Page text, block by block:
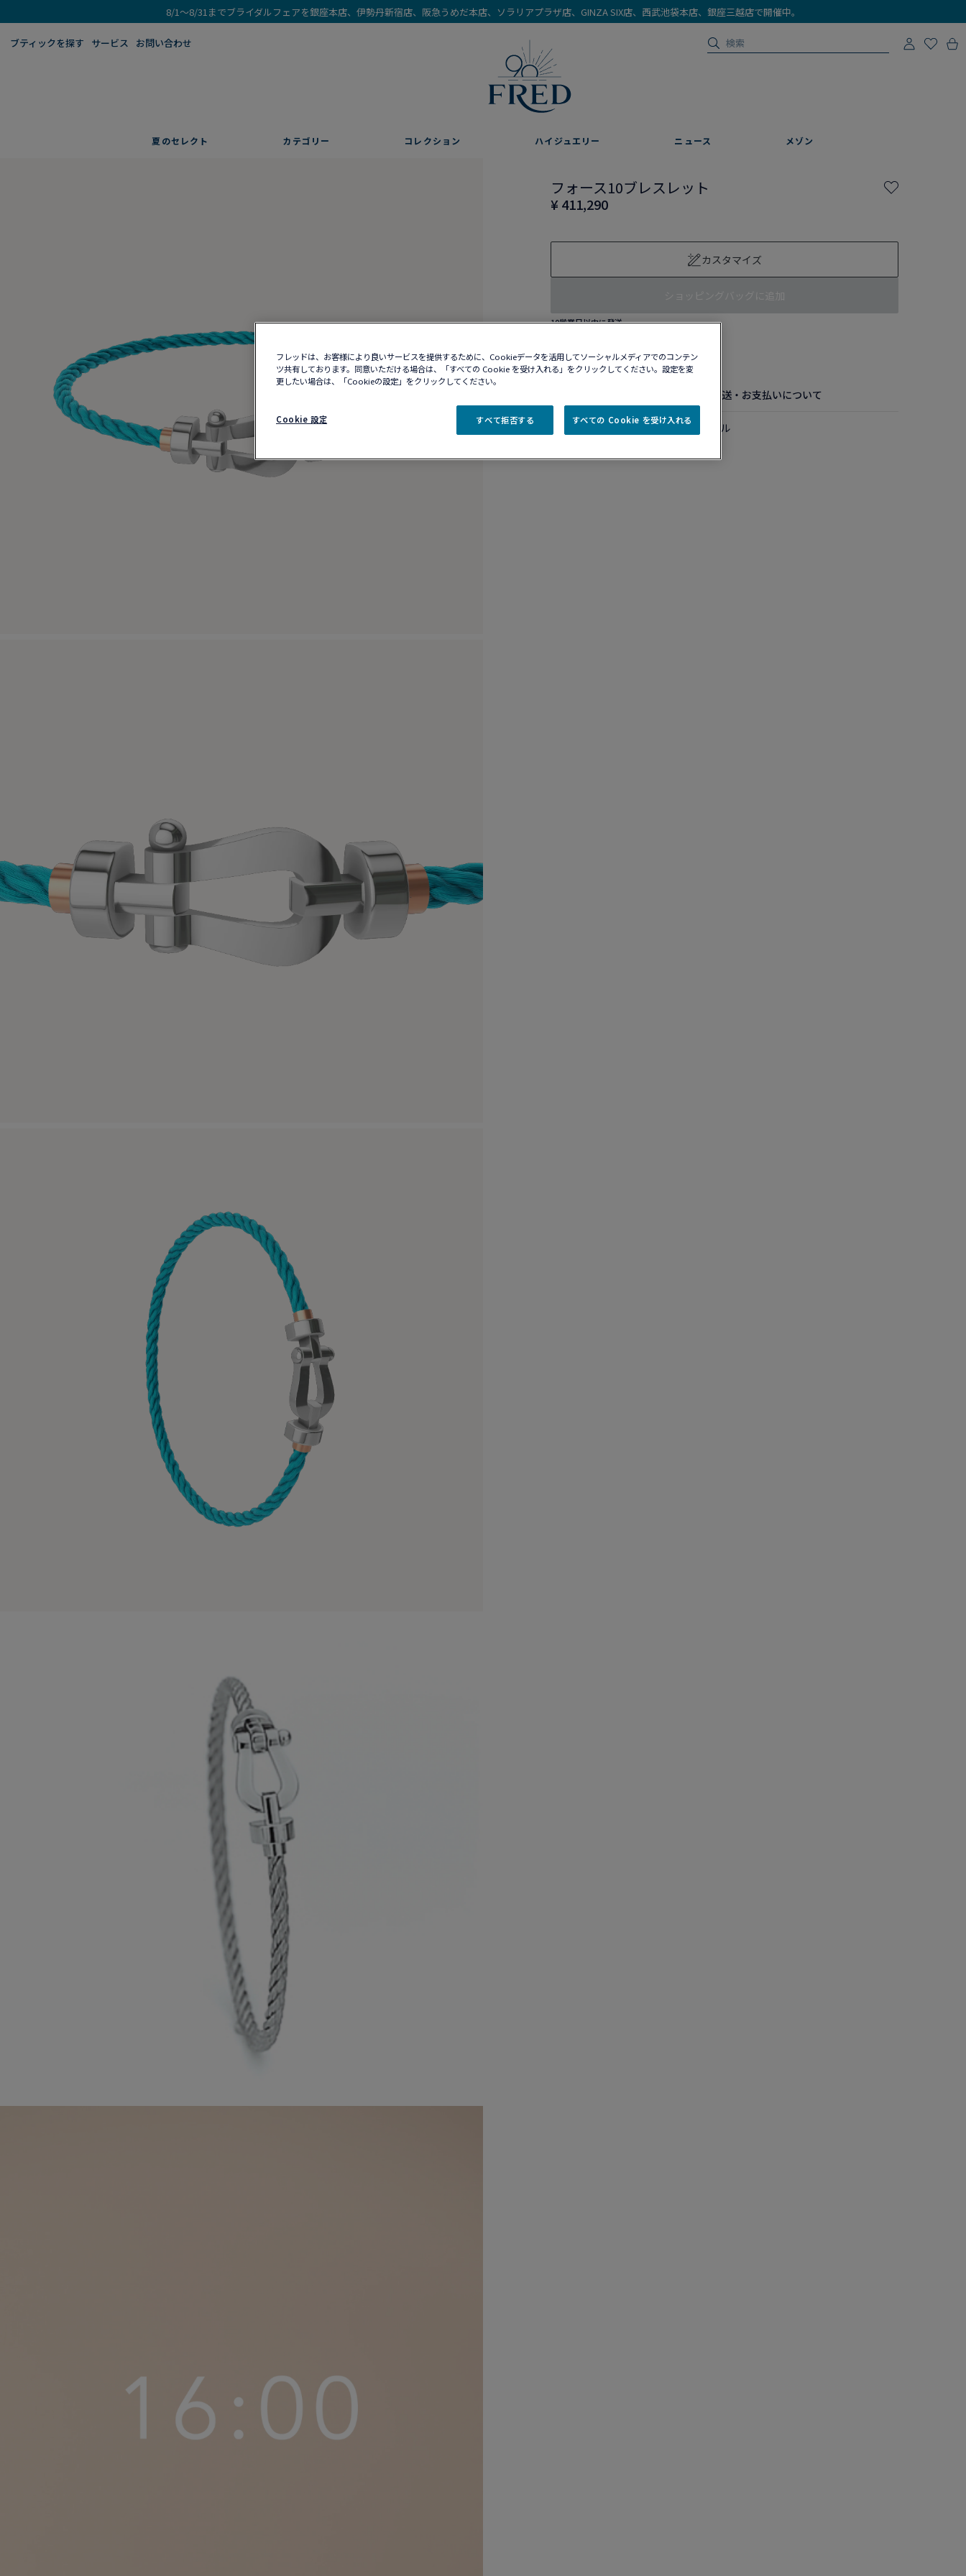
8/1～8/31までブライダルフェアを銀座本店、伊勢丹新宿店、阪急うめだ本店、ソラリアプラザ店、GINZA SIX店、西武池袋本店、銀座三越店で開催中。
ブティックを探す​ サービス お問い合わせ
夏のセレクト カテゴリー コレクション ハイジュエリー ニュース メゾン
フォース10ブレスレット
¥ 411,290
カスタマイズ
10営業日以内に発送
配送・お支払いについて
18Kホワイトゴールド ミディアムモデル
フレッドは、お客様により良いサービスを提供するために、Cookieデータを活用してソーシャルメディアでのコンテン
ツ共有しております。同意いただける場合は、「すべての Cookie を受け入れる」をクリックしてください。設定を変
更したい場合は、「Cookieの設定」をクリックしてください。
Cookie 設定 すべて拒否する すべての Cookie を受け入れる